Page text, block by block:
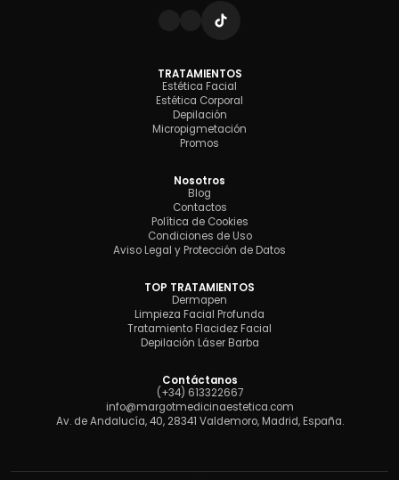
TRATAMIENTOS
Estética Facial
Estética Corporal
Depilación
Micropigmetación
Promos
Nosotros
Blog
Contactos
Política de Cookies
Condiciones de Uso
Aviso Legal y Protección de Datos
TOP TRATAMIENTOS
Dermapen
Limpieza Facial Profunda
Tratamiento Flacidez Facial
Depilación Láser Barba
Contáctanos
(+34) 613322667
info@margotmedicinaestetica.com
Av. de Andalucía, 40, 28341 Valdemoro, Madrid, España.